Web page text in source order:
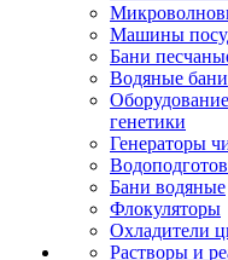
Машины
Бани
Водяные бани
генетики
Генераторы
Бани водяные
Флокуляторы
Охладители
Растворы и